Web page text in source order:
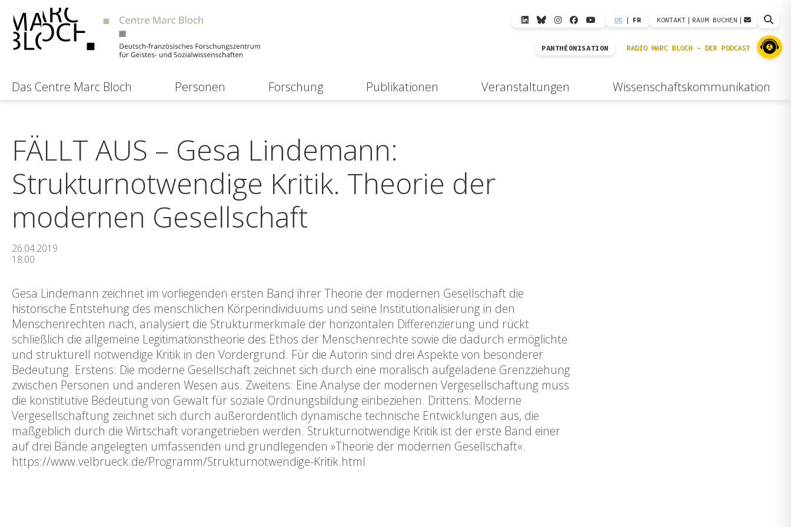
DE | FR KONTAKT | RAUM BUCHEN |
PANTHÉONISATION
Das Centre Marc Bloch Personen Forschung Publikationen Veranstaltungen Wissenschaftskommunikation
FÄLLT AUS – Gesa Lindemann:
Strukturnotwendige Kritik. Theorie der
modernen Gesellschaft
26.04.2019
18:00
Gesa Lindemann zeichnet im vorliegenden ersten Band ihrer Theorie der modernen Gesellschaft die
historische Entstehung des menschlichen Körperindividuums und seine Institutionalisierung in den
Menschenrechten nach, analysiert die Strukturmerkmale der horizontalen Differenzierung und rückt
schließlich die allgemeine Legitimationstheorie des Ethos der Menschenrechte sowie die dadurch ermöglichte
und strukturell notwendige Kritik in den Vordergrund. Für die Autorin sind drei Aspekte von besonderer
Bedeutung. Erstens: Die moderne Gesellschaft zeichnet sich durch eine moralisch aufgeladene Grenzziehung
zwischen Personen und anderen Wesen aus. Zweitens: Eine Analyse der modernen Vergesellschaftung muss
die konstitutive Bedeutung von Gewalt für soziale Ordnungsbildung einbeziehen. Drittens: Moderne
Vergesellschaftung zeichnet sich durch außerordentlich dynamische technische Entwicklungen aus, die
maßgeblich durch die Wirtschaft vorangetrieben werden. Strukturnotwendige Kritik ist der erste Band einer
auf drei Bände angelegten umfassenden und grundlegenden »Theorie der modernen Gesellschaft«.
https://www.velbrueck.de/Programm/Strukturnotwendige-Kritik.html